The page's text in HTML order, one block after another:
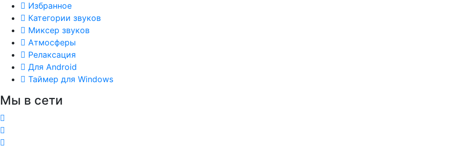
Избранное
Категории звуков
Миксер звуков
Атмосферы
Релаксация
Для Android
Таймер для Windows
Мы в сети